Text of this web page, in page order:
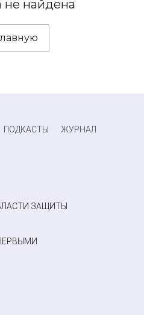
не найдена
ПОДКАСТЫ ЖУРНАЛ
ЗАЩИТЫ